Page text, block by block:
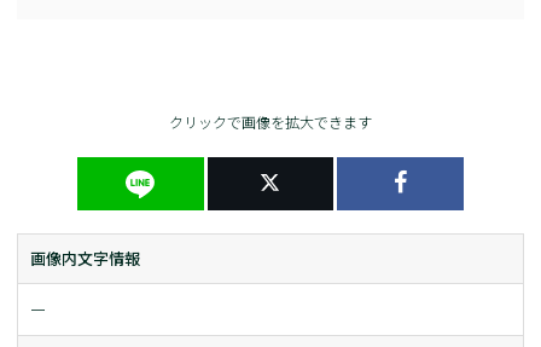
クリックで画像を拡大できます
画像内文字情報
ー